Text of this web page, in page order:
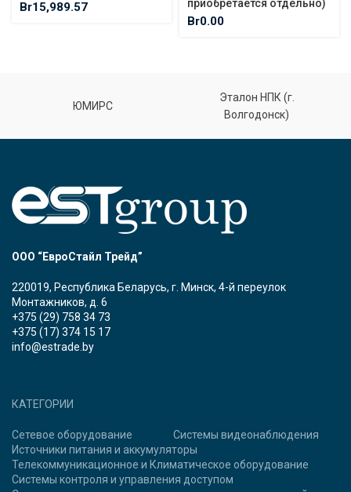
Br15,989.57
приобретается отдельно)
Br0.00
ЮМИРС
Эталон НПК (г.
Волгодонск)
ООО “ЕвроСтайл Трейд”
220019, Республика Беларусь, г. Минск, 4-й переулок
Монтажников, д. 6
+375 (29) 758 34 73
+375 (17) 374 15 17
info@estrade.by
КАТЕГОРИИ
Сетевое оборудование
Системы видеонаблюдения
Источники питания и аккумуляторы
Телекоммуникационное и Климатическое оборудование
Системы контроля и управления доступом